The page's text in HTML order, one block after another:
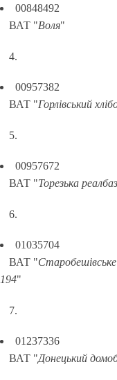
00848492
ВАТ "Воля"
4.
00957382
ВАТ "Горлівський
5.
00957672
ВАТ "Торезька
6.
01035704
ВАТ "
194"
7.
01237336
ВАТ "Донецький